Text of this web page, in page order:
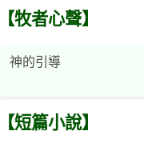
【牧者心聲】
神的引導
【短篇小說】